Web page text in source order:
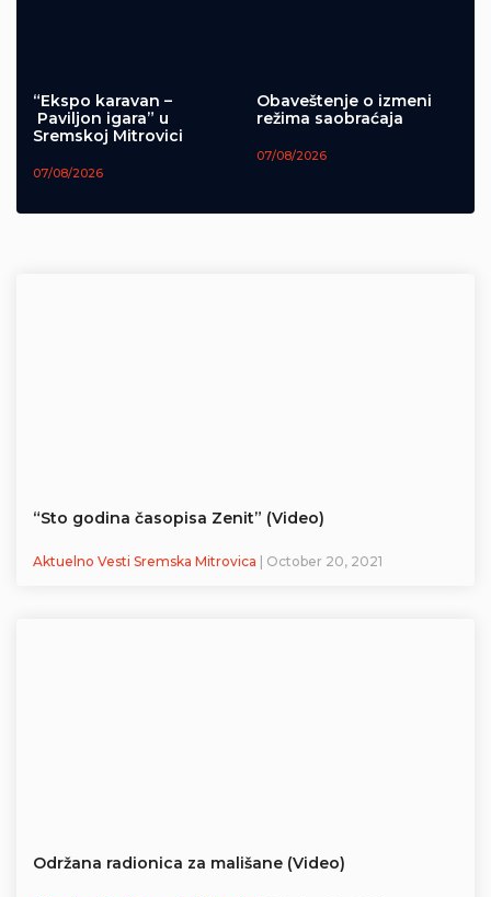
“Ekspo karavan –
Paviljon igara” u
Sremskoj Mitrovici
07/08/2026
Obaveštenje o izmeni
režima saobraćaja
07/08/2026
“Sto godina časopisa Zenit” (Video)
Aktuelno Vesti Sremska Mitrovica | October 20, 2021
Održana radionica za mališane (Video)